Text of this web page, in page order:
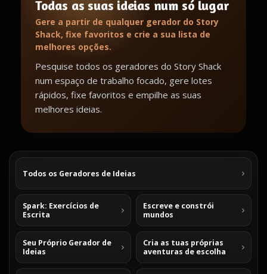
Todas as suas ideias num só lugar
Gere a partir de qualquer gerador do Story
Shack, fixe favoritos e crie a sua lista de
melhores opções.
Pesquise todos os geradores do Story Shack
num espaço de trabalho focado, gere lotes
rápidos, fixe favoritos e empilhe as suas
melhores ideias.
Todos os Geradores de Ideias
Spark: Exercícios de
Escrita
Escreve e constrói
mundos
Seu Próprio Gerador de
Ideias
Cria as tuas próprias
aventuras de escolha